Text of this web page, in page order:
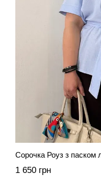
Сорочка Роуз з паском
1 650 грн